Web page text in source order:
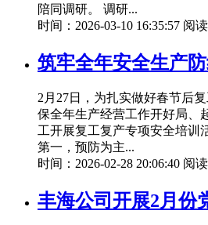
陪同调研。 调研...
时间：2026-03-10 16:35:57 阅
筑牢全年安全生产
2月27日，为扎实做好春节后
保全年生产经营工作开好局、
工开展复工复产专项安全培训
第一，预防为主...
时间：2026-02-28 20:06:40 阅
丰海公司开展2月份